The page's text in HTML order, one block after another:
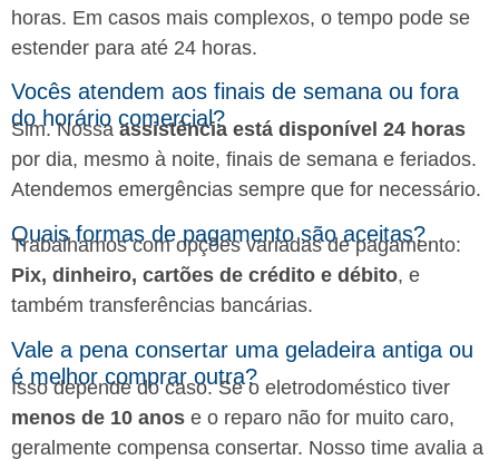
horas. Em casos mais complexos, o tempo pode se
estender para até 24 horas.
Vocês atendem aos finais de semana ou fora
do horário comercial?
Sim. Nossa assistência está disponível 24 horas
por dia, mesmo à noite, finais de semana e feriados.
Atendemos emergências sempre que for necessário.
Quais formas de pagamento são aceitas?
Trabalhamos com opções variadas de pagamento:
Pix, dinheiro, cartões de crédito e débito, e
também transferências bancárias.
Vale a pena consertar uma geladeira antiga ou
é melhor comprar outra?
Isso depende do caso. Se o eletrodoméstico tiver
menos de 10 anos e o reparo não for muito caro,
geralmente compensa consertar. Nosso time avalia a